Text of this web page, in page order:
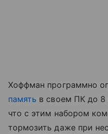
Хоффман программно
память в своем ПК до 8
что с этим набором
тормозить даже при